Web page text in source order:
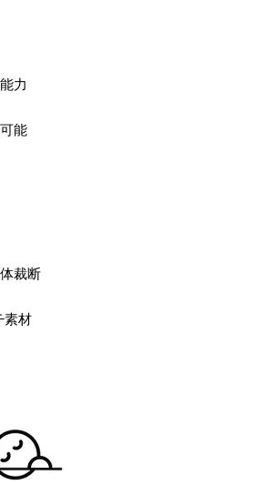
力
能
裁断
素材